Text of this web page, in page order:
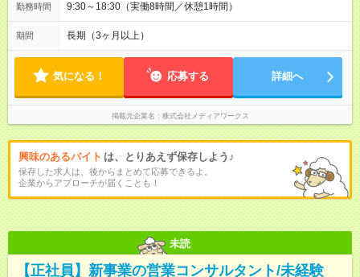
勤務時間 9:30～18:30（実働8時間／休憩1時間）
期間 長期（3ヶ月以上）
気になる！ 応募する 詳細へ
掲載元企業名 株式会社メディアワークス
興味のあるバイト は、とりあえず保存しよう♪
保存した求人は、後からまとめて応募できるよ。
企業からアプローチが届くことも！
未読
【正社員】新事業の営業コンサルタント/未経験